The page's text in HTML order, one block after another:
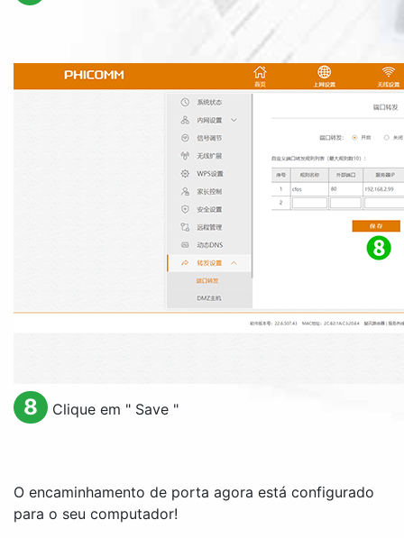
8 Clique em " Save"
O encaminhamento de porta agora está configurado
para o seu computador!